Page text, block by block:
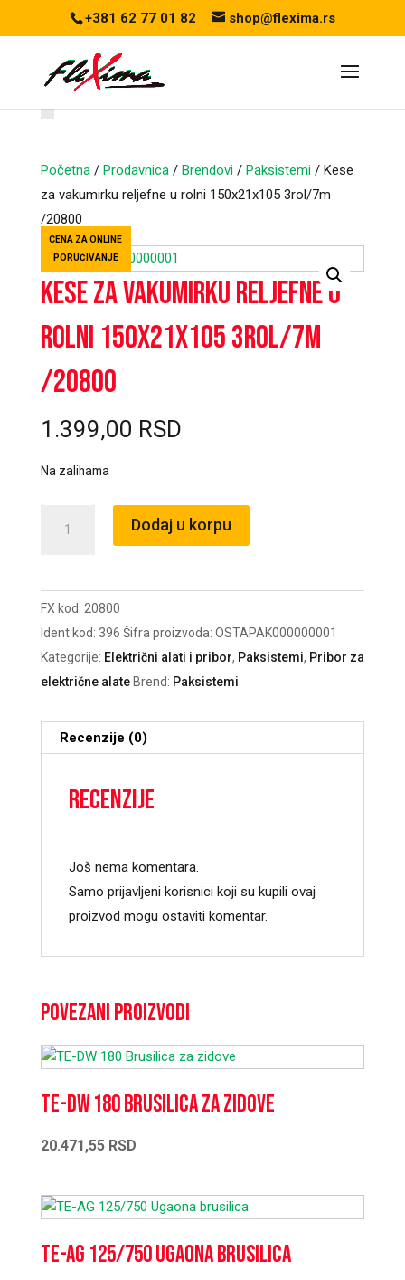
+381 62 77 01 82 shop@flexima.rs
Početna/ Prodavnica/ Brendovi/ Paksistemi/ Kese
za vakumirku reljefne u rolni 150x21x105 3rol/7m
/20800
CENA ZA ONLINE
PORUČIVANJE
Kese za vakumirku reljefne u
rolni 150x21x105 3rol/7m
/20800
1.399,00 RSD
Na zalihama
reljefne
u
rolni
150x21x105
3rol/7m
količina
Dodaj u korpu
FX kod: 20800
Ident kod: 396 Šifra proizvoda: OSTAPAK000000001
Kategorije: Električni alati i pribor, Paksistemi, Pribor za
električne alate Brend: Paksistemi
Recenzije (0)
Recenzije
Još nema komentara.
Samo prijavljeni korisnici koji su kupili ovaj
proizvod mogu ostaviti komentar.
Povezani proizvodi
TE-DW 180 Brusilica za zidove
20.471,55 RSD
TE-AG 125/750 Ugaona brusilica